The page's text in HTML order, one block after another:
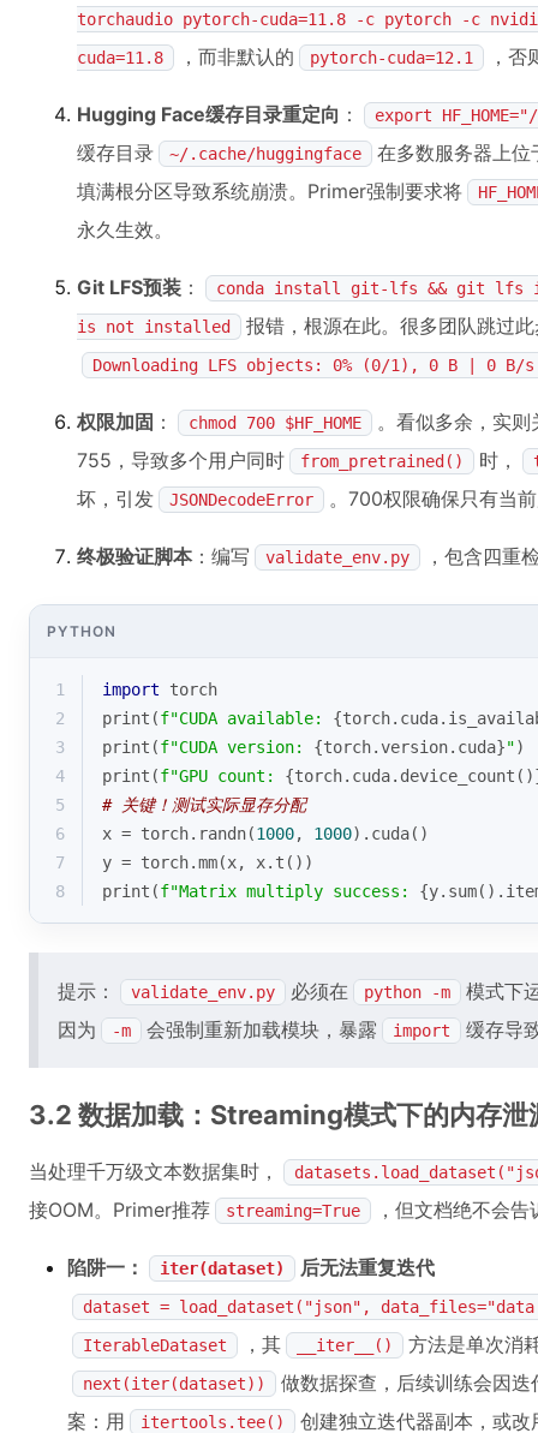
torchaudio pytorch-cuda=11.8 -c pytorch -c
cuda=11.8
，而非默认的 pytorch-cuda=12.1 ，
Hugging Face缓存目录重定向 ： export
缓存目录 ~/.cache/huggingface
在多数服务器上
填满根分区导致系统崩溃。Primer强制要求将
永久生效。
Git LFS预装 ：
conda install git-lfs && git lfs
is not installed
报错，根源在此。很多团队跳过
Downloading LFS objects: 0% (0/1), 0 B | 0 B/s
权限加固 ： chmod 700 $HF_HOME
。看似多余，实
755，导致多个用户同时
from_pretrained() 时，
坏，引发 JSONDecodeError 。700权限确保只有当
终极验证脚本：编写 validate_env.py ，包含四重
PYTHON
1 import torch
2
print (f"CUDA available:
3
print (f"CUDA version: {torch.version.cuda}"
4
print (f"GPU count:
5
# 关键！测试实际显存分配
6
x = torch.randn(1000, 1000).cuda()
7
y = torch.mm(x, x.t())
8
print (f"Matrix multiply success: {y. sum
提示： validate_env.py 必须在 python -m
模式下
因为
-m 会强制重新加载模块，暴露 import 缓存导
3.2 数据加载：Streaming模式下的内存泄
当处理千万级文本数据集时，
接OOM。Primer推荐 streaming=True ，但文档绝不会告
陷阱一： iter(dataset) 后无法重复迭代
dataset = load_dataset("json",
IterableDataset
，其 __iter__() 方法是单次消
next(iter(dataset))
做数据探查，后续训练会因迭
案：用
itertools.tee() 创建独立迭代器副本，或改